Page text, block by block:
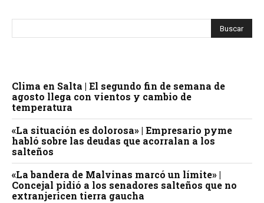
Clima en Salta | El segundo fin de semana de
agosto llega con vientos y cambio de
temperatura
«La situación es dolorosa» | Empresario pyme
habló sobre las deudas que acorralan a los
salteños
«La bandera de Malvinas marcó un límite» |
Concejal pidió a los senadores salteños que no
extranjericen tierra gaucha